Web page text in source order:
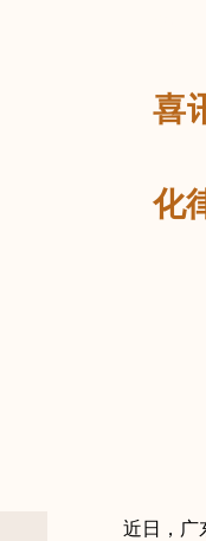
喜
化
近日，广